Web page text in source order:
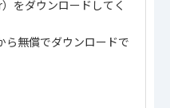
をダウンロードしてく
ら無償でダウンロードで